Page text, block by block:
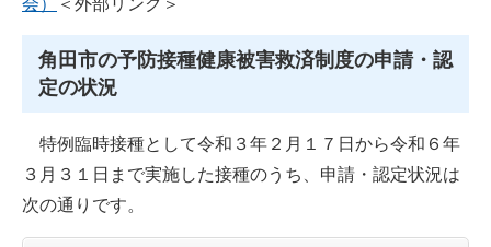
角田市の予防接種健康被害救済制度の申請・認
定の状況
特例臨時接種として令和３年２月１７日から令和６年
３月３１日まで実施した接種のうち、申請・認定状況は
次の通りです。